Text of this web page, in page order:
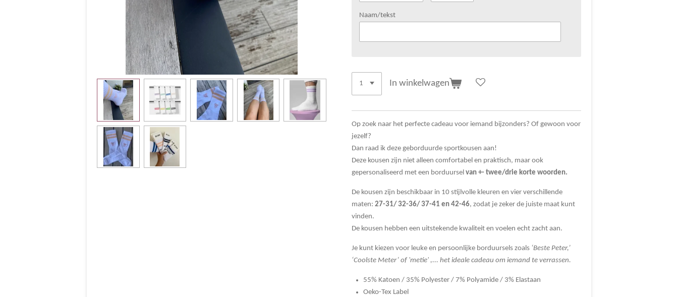
Naam/tekst
In winkelwagen
Op zoek naar het perfecte cadeau voor iemand bijzonders? Of gewoon voor
jezelf?
Dan raad ik deze geborduurde sportkousen aan!
Deze kousen zijn niet alleen comfortabel en praktisch, maar ook
gepersonaliseerd met een borduursel van +- twee/drie korte woorden.
De kousen zijn beschikbaar in 10 stijlvolle kleuren en vier verschillende
maten: 27-31/ 32-36/ 37-41 en 42-46, zodat je zeker de juiste maat kunt
vinden.
De kousen hebben een uitstekende kwaliteit en voelen echt zacht aan.
Je kunt kiezen voor leuke en persoonlijke borduursels zoals ‘Beste Peter,’
‘Coolste Meter’ of 'metie' ,... het ideale cadeau om iemand te verrassen.
55% Katoen / 35% Polyester / 7% Polyamide / 3% Elastaan
Oeko-Tex Label